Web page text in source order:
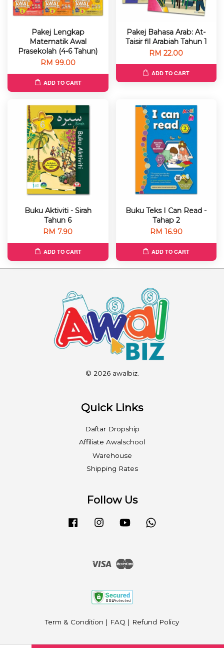
Pakej Lengkap
Matematik Awal
Prasekolah (4-6 Tahun)
RM 99.00
ADD TO CART
Pakej Bahasa Arab: At-
Taisir fil Arabiah Tahun 1
RM 22.00
ADD TO CART
Buku Aktiviti - Sirah
Tahun 6
RM 7.90
ADD TO CART
Buku Teks I Can Read -
Tahap 2
RM 16.90
ADD TO CART
© 2026 awalbiz.
Quick Links
Daftar Dropship
Affiliate Awalschool
Warehouse
Shipping Rates
Follow Us
FacebookInstagramYouTube
Visa Master
Term & Condition | FAQ | Refund Policy